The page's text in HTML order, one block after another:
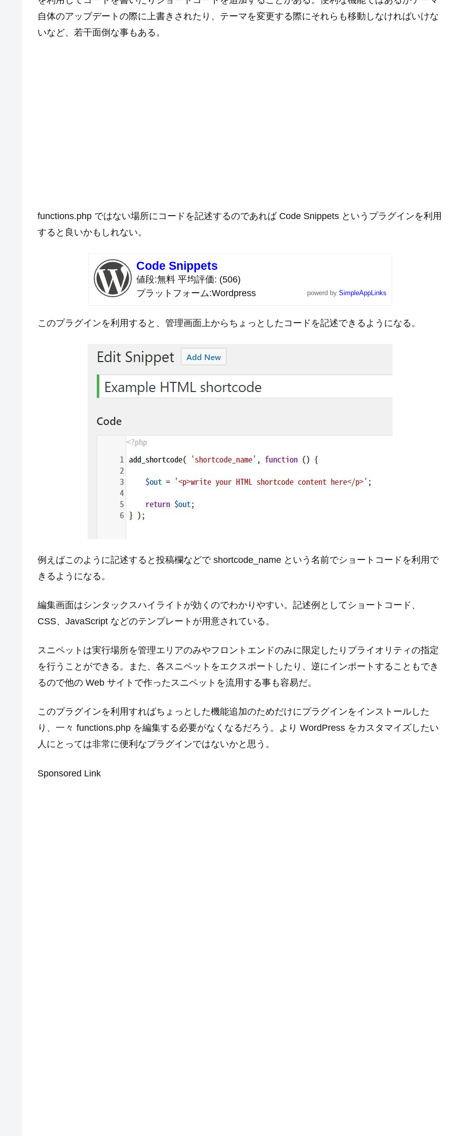
自体のアップデートの際に上書きされたり、テーマを変更する際にそれらも移動しなければいけな
いなど、若干面倒な事もある。
functions.php ではない場所にコードを記述するのであれば Code Snippets というプラグインを利用
すると良いかもしれない。
Code Snippets
値段 無料 平均評価 (506)
プラットフォーム Wordpress powerd by SimpleAppLinks
このプラグインを利用すると、管理画面上からちょっとしたコードを記述できるようになる。
例えばこのように記述すると投稿欄などで shortcode_name という名前でショートコードを利用で
きるようになる。
編集画面はシンタックスハイライトが効くのでわかりやすい。記述例としてショートコード、
CSS、JavaScript などのテンプレートが用意されている。
スニペットは実行場所を管理エリアのみやフロントエンドのみに限定したりプライオリティの指定
を行うことができる。また、各スニペットをエクスポートしたり、逆にインポートすることもでき
るので他の Web サイトで作ったスニペットを流用する事も容易だ。
このプラグインを利用すればちょっとした機能追加のためだけにプラグインをインストールした
り、一々 functions.php を編集する必要がなくなるだろう。より WordPress をカスタマイズしたい
人にとっては非常に便利なプラグインではないかと思う。
Sponsored Link